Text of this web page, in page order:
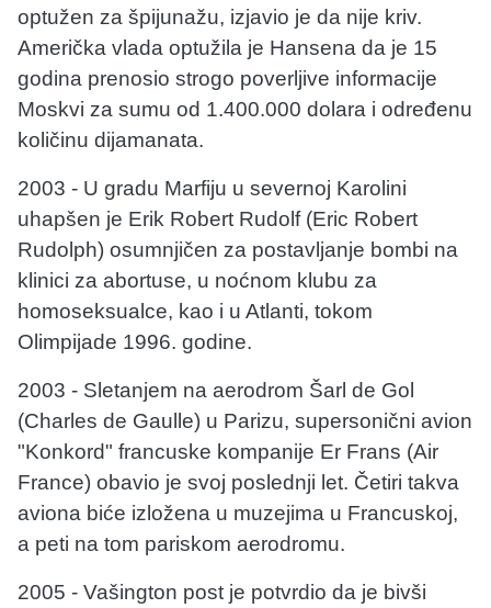
optužen za špijunažu, izjavio je da nije kriv.
Američka vlada optužila je Hansena da je 15
godina prenosio strogo poverljive informacije
Moskvi za sumu od 1.400.000 dolara i određenu
količinu dijamanata.
2003 - U gradu Marfiju u severnoj Karolini
uhapšen je Erik Robert Rudolf (Eric Robert
Rudolph) osumnjičen za postavljanje bombi na
klinici za abortuse, u noćnom klubu za
homoseksualce, kao i u Atlanti, tokom
Olimpijade 1996. godine.
2003 - Sletanjem na aerodrom Šarl de Gol
(Charles de Gaulle) u Parizu, supersonični avion
"Konkord" francuske kompanije Er Frans (Air
France) obavio je svoj poslednji let. Četiri takva
aviona biće izložena u muzejima u Francuskoj,
a peti na tom pariskom aerodromu.
2005 - Vašington post je potvrdio da je bivši